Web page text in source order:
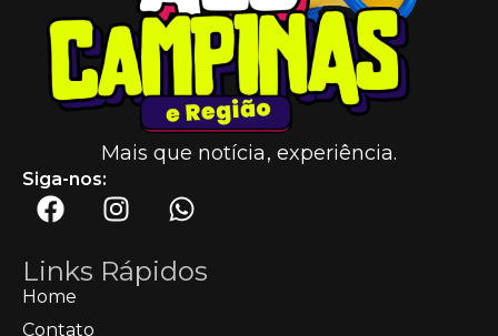
Mais que notícia, experiência.
Siga-nos:
Links Rápidos
Home
Contato